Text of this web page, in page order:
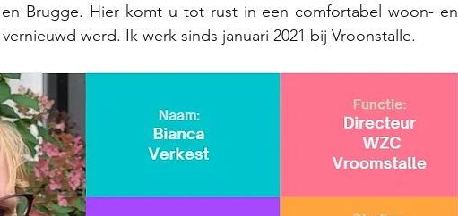
Brugge. Hier komt u tot rust in een comfortabel woon- en
werd. Ik werk sinds januari 2021 bij Vroonstalle.